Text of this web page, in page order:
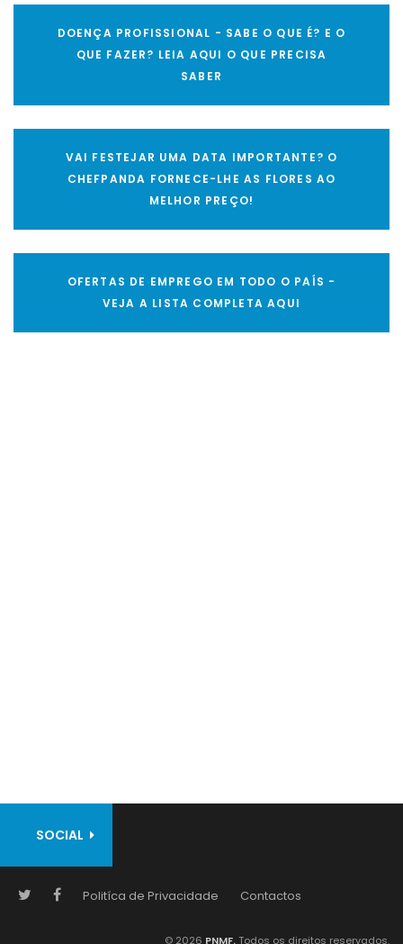
DOENÇA PROFISSIONAL - SABE O QUE É? E O
QUE FAZER? LEIA AQUI O QUE PRECISA
SABER
VAI FESTEJAR UMA DATA IMPORTANTE? O
CHEFPANDA FORNECE-LHE AS FLORES AO
MELHOR PREÇO!
OFERTAS DE EMPREGO EM TODO O PAÍS -
VEJA A LISTA COMPLETA AQUI
SOCIAL
Politíca de Privacidade Contactos
© 2026 PNMF. Todos os direitos reservados.